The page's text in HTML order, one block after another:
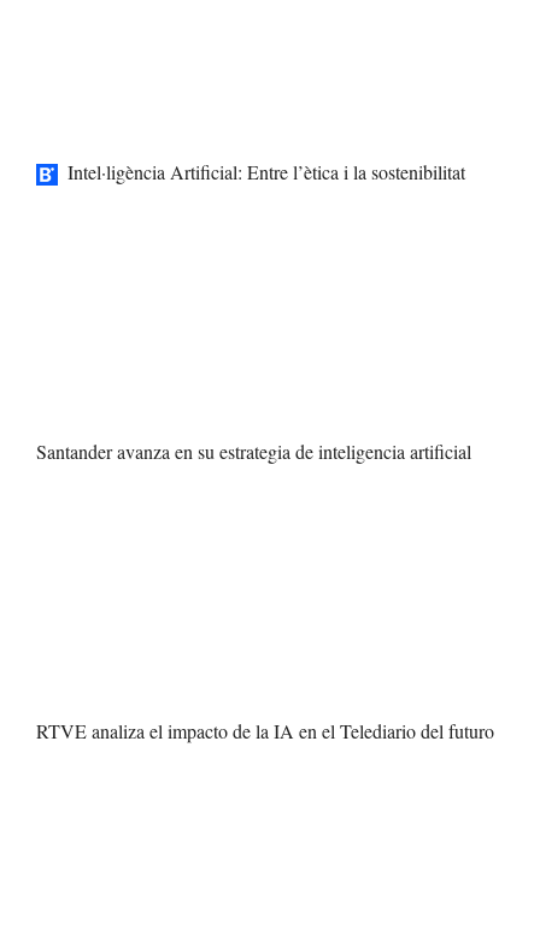
Intel·ligència Artificial: Entre l’ètica i la sostenibilitat
Santander avanza en su estrategia de inteligencia artificial
RTVE analiza el impacto de la IA en el Telediario del futuro